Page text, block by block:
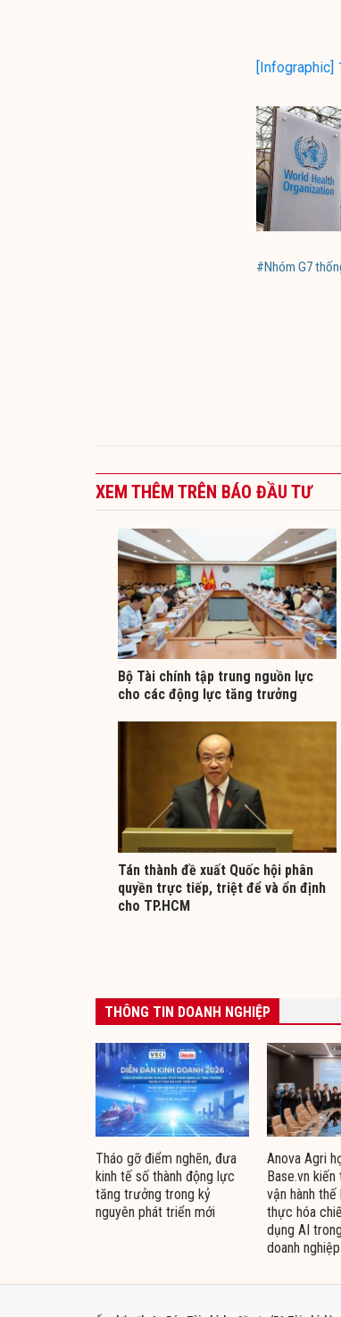
[Infographic]
#Nhóm G7
XEM THÊM TRÊN BÁO ĐẦU TƯ
Bộ Tài chính tập trung nguồn lực
cho các động lực tăng trưởng
Tán thành đề xuất Quốc hội phân
quyền trực tiếp, triệt để và ổn định
cho TP.HCM
THÔNG TIN DOANH NGHIỆP
Tháo gỡ điểm nghẽn, đưa
kinh tế số thành động lực
tăng trưởng trong kỷ
nguyên phát triển mới
Anova Agri
Base.vn
vận hành thế
thực hóa
dụng AI
doanh nghiệp